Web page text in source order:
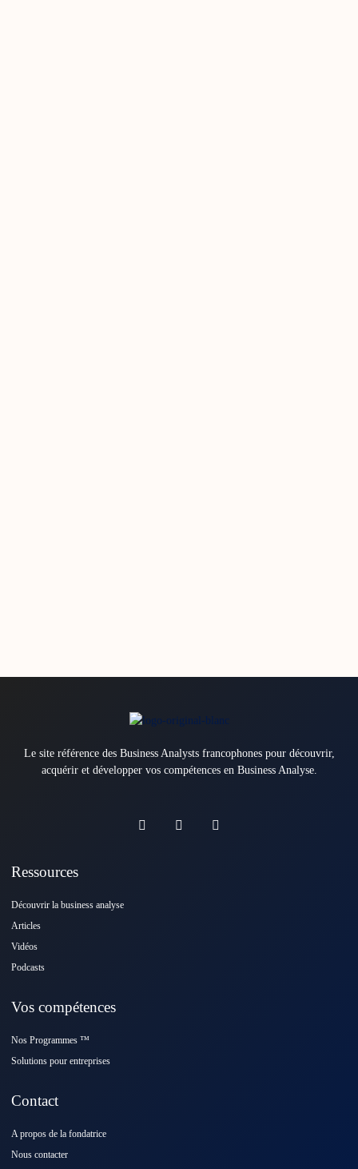
Le site référence des Business Analysts francophones pour découvrir,
acquérir et développer vos compétences en Business Analyse.
Ressources
Découvrir la business analyse
Articles
Vidéos
Podcasts
Vos compétences
Nos Programmes ™️
Solutions pour entreprises
Contact
A propos de la fondatrice
Nous contacter